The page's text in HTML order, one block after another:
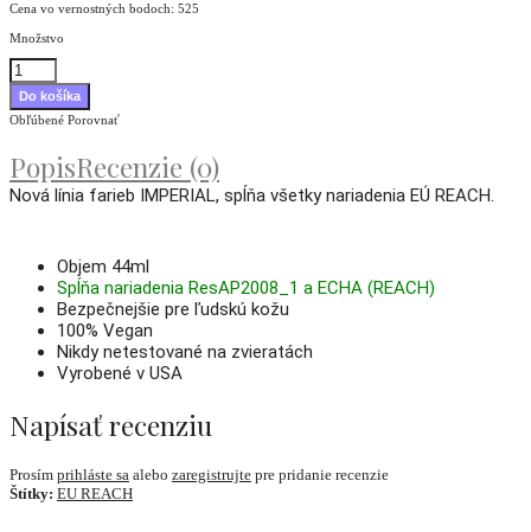
Cena vo vernostných bodoch: 525
Množstvo
Obľúbené Porovnať
PopisRecenzie (0)
Nová línia farieb IMPERIAL, spĺňa všetky nariadenia EÚ REACH.
Objem 44ml
Spĺňa nariadenia ResAP2008_1 a ECHA (REACH)
Bezpečnejšie pre ľudskú kožu
100% Vegan
Nikdy netestované na zvieratách
Vyrobené v USA
Napísať recenziu
Prosím prihláste sa alebo zaregistrujte pre pridanie recenzie
Štítky: EU REACH